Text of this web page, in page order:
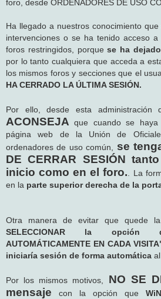
a
foro, desde ORDENADORES DE USO
Ha llegado a nuestros conocimiento
intervenciones o se ha tenido acceso
foros restringidos, porquese ha
por lo tanto cualquiera que acceda a
los mismos foros y secciones que el
HA CERRADO LA ÚLTIMA SESIÓN.
Por ello, desde esta
ACONSEJA que cuando se
página web de la Unión de
ordenadores de uso común, se
DE CERRAR SESIÓN
inicio como en el foro. . La
en la parte superior derecha de la
Otra manera de evitar que quede
SELECCIONAR la opción
AUTOMÁTICAMENTE EN CADA
iniciaría sesión de forma automática
Por los mismos motivos, NO SE
mensaje con la opción que